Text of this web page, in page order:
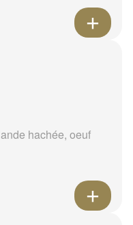
hachée, oeuf